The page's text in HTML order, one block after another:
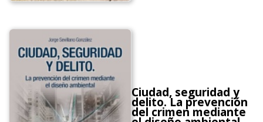
Ciudad, seguridad y
delito. La prevención
del crimen mediante